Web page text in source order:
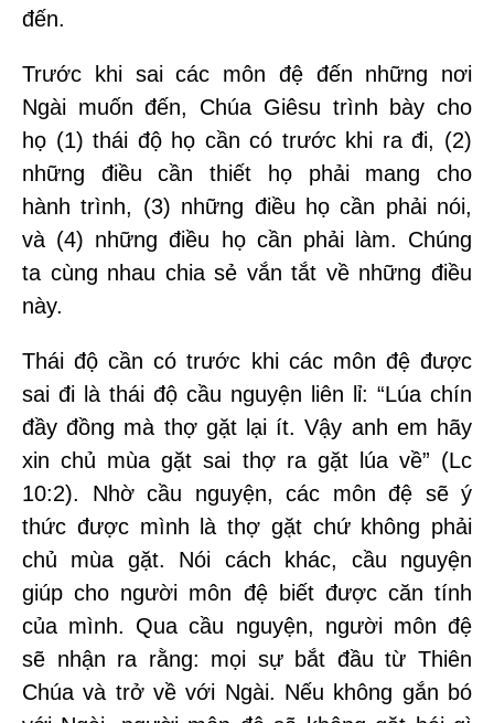
đến.
Trước khi sai các môn đệ đến những nơi
Ngài muốn đến, Chúa Giêsu trình bày cho
họ (1) thái độ họ cần có trước khi ra đi, (2)
những điều cần thiết họ phải mang cho
hành trình, (3) những điều họ cần phải nói,
và (4) những điều họ cần phải làm. Chúng
ta cùng nhau chia sẻ vắn tắt về những điều
này.
Thái độ cần có trước khi các môn đệ được
sai đi là thái độ cầu nguyện liên lỉ: “Lúa chín
đầy đồng mà thợ gặt lại ít. Vậy anh em hãy
xin chủ mùa gặt sai thợ ra gặt lúa về” (Lc
10:2). Nhờ cầu nguyện, các môn đệ sẽ ý
thức được mình là thợ gặt chứ không phải
chủ mùa gặt. Nói cách khác, cầu nguyện
giúp cho người môn đệ biết được căn tính
của mình. Qua cầu nguyện, người môn đệ
sẽ nhận ra rằng: mọi sự bắt đầu từ Thiên
Chúa và trở về với Ngài. Nếu không gắn bó